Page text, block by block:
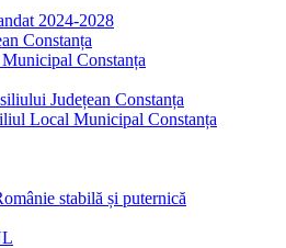
2024-2028
Constanța
Constanța
Județean Constanța
Local Municipal Constanța
stabilă și puternică